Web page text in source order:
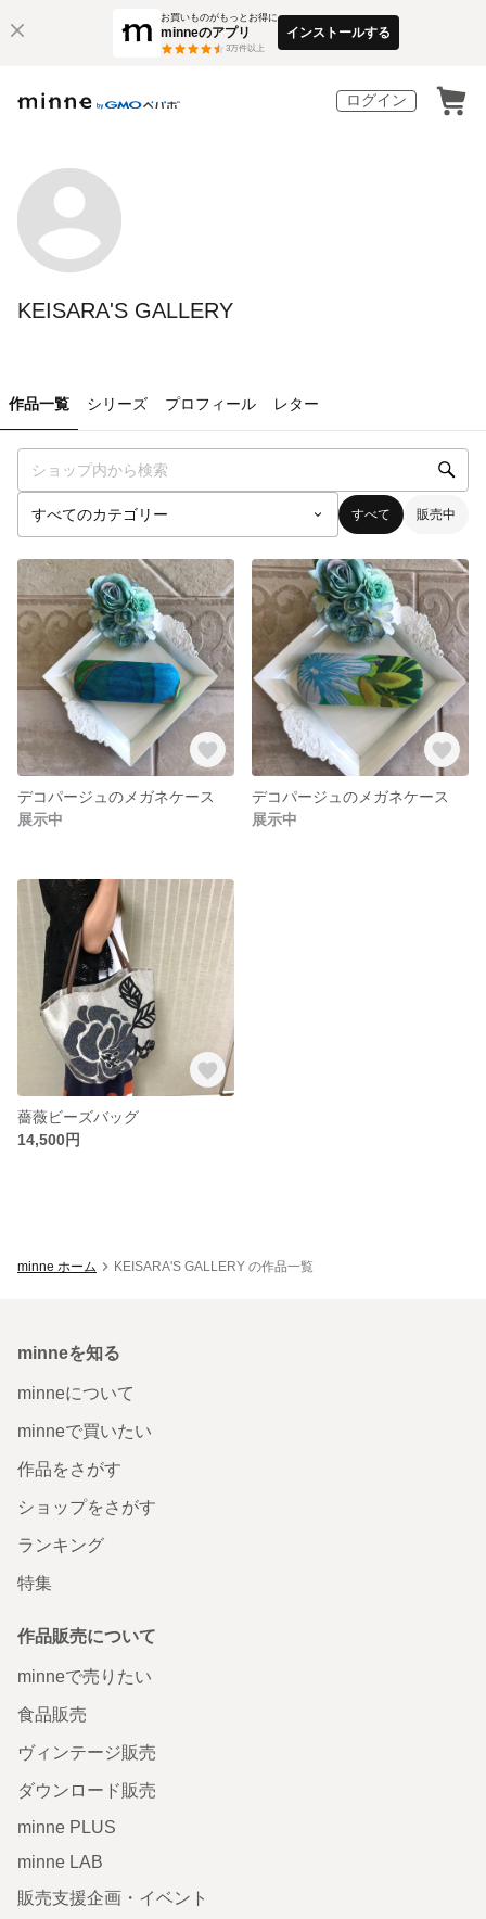
お買いものがもっとお得に
minneのアプリ
3万件以上
インストールする
ログイン
KEISARA'S GALLERY
作品一覧 シリーズ プロフィール レター
すべて 販売中
デコパージュのメガネケース
展示中
デコパージュのメガネケース
展示中
薔薇ビーズバッグ
14,500円
minne ホーム KEISARA'S GALLERY の作品一覧
minneを知る
minneについて
minneで買いたい
作品をさがす
ショップをさがす
ランキング
特集
作品販売について
minneで売りたい
食品販売
ヴィンテージ販売
ダウンロード販売
minne PLUS
minne LAB
販売支援企画・イベント